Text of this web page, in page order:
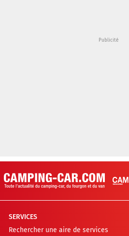
SERVICES
Rechercher une aire de services